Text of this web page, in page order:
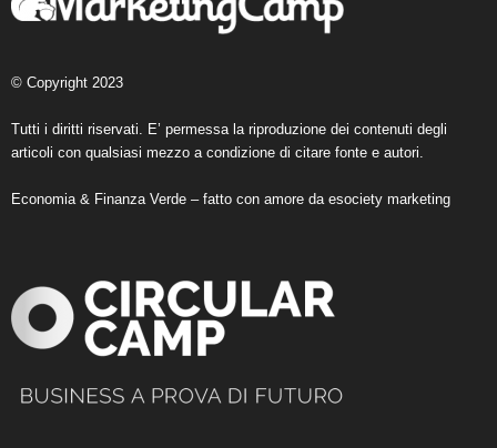
© Copyright 2023
Tutti i diritti riservati. E’ permessa la riproduzione dei contenuti degli
articoli con qualsiasi mezzo a condizione di citare fonte e autori.
Economia & Finanza Verde – fatto con amore da esociety marketing